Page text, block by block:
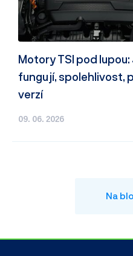
09. 06. 2026
Motory TSI pod lupou:
fungují, spolehlivost,
verzí
Na